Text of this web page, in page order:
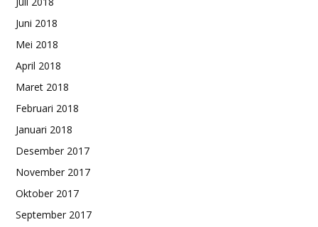
Juni 2018
Mei 2018
April 2018
Maret 2018
Februari 2018
Januari 2018
Desember 2017
November 2017
Oktober 2017
September 2017